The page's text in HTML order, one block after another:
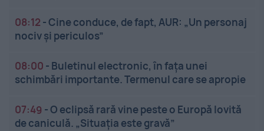
08:12 -Cine conduce, de fapt, AUR: „Un personaj
nociv și periculos”
08:00 - Buletinul electronic, în fața unei
schimbări importante. Termenul care se apropie
07:49 -O eclipsă rară vine peste o Europă lovită
de caniculă. „Situația este gravă”